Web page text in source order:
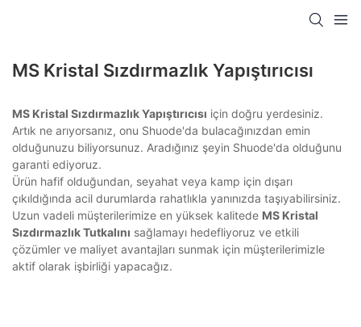
MS Kristal Sızdırmazlık Yapıştırıcısı
MS Kristal Sızdırmazlık Yapıştırıcısı için doğru yerdesiniz.
Artık ne arıyorsanız, onu Shuode'da bulacağınızdan emin
olduğunuzu biliyorsunuz. Aradığınız şeyin Shuode'da olduğunu
garanti ediyoruz.
Ürün hafif olduğundan, seyahat veya kamp için dışarı
çıkıldığında acil durumlarda rahatlıkla yanınızda taşıyabilirsiniz.
Uzun vadeli müşterilerimize en yüksek kalitede MS Kristal
Sızdırmazlık Tutkalını sağlamayı hedefliyoruz ve etkili
çözümler ve maliyet avantajları sunmak için müşterilerimizle
aktif olarak işbirliği yapacağız.